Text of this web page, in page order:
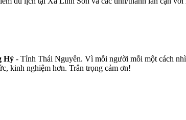
Hỷ - Tỉnh Thái Nguyên. Vì mỗi người mỗi một cách
kinh nghiệm hơn. Trân trọng cảm ơn!